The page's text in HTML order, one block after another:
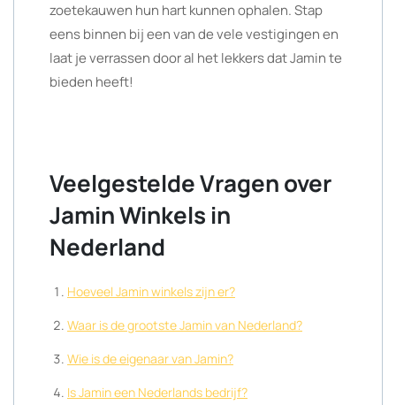
zoetekauwen hun hart kunnen ophalen. Stap
eens binnen bij een van de vele vestigingen en
laat je verrassen door al het lekkers dat Jamin te
bieden heeft!
Veelgestelde Vragen over
Jamin Winkels in
Nederland
Hoeveel Jamin winkels zijn er?
Waar is de grootste Jamin van Nederland?
Wie is de eigenaar van Jamin?
Is Jamin een Nederlands bedrijf?